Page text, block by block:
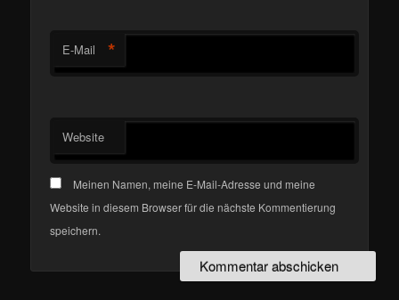
E-Mail *
Website
Meinen Namen, meine E-Mail-Adresse und meine
Website in diesem Browser für die nächste Kommentierung
speichern.